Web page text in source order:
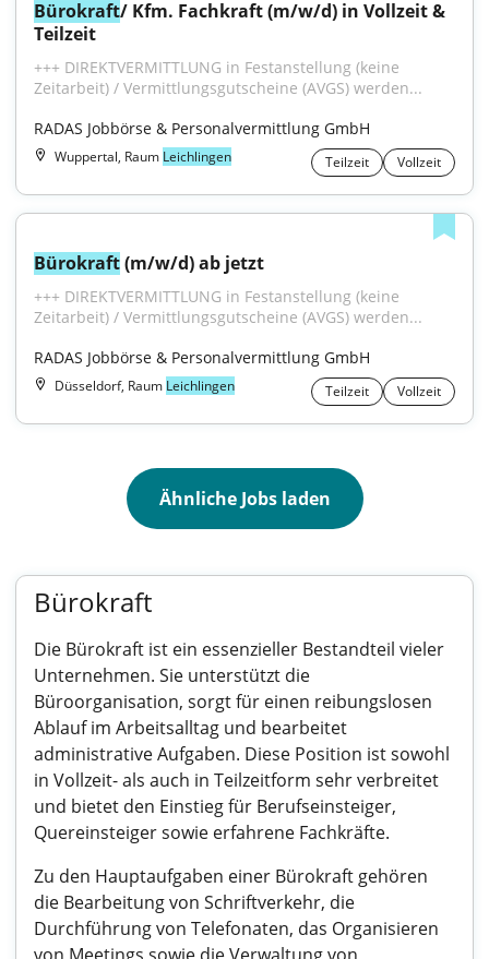
Bürokraft/ Kfm. Fachkraft (m/w/d) in Vollzeit &
Teilzeit
+++ DIREKTVERMITTLUNG in Festanstellung (keine
Zeitarbeit) / Vermittlungsgutscheine (AVGS) werden...
RADAS Jobbörse & Personalvermittlung GmbH
Wuppertal, Raum Leichlingen Teilzeit Vollzeit
Bürokraft (m/w/d) ab jetzt
+++ DIREKTVERMITTLUNG in Festanstellung (keine
Zeitarbeit) / Vermittlungsgutscheine (AVGS) werden...
RADAS Jobbörse & Personalvermittlung GmbH
Düsseldorf, Raum Leichlingen Teilzeit Vollzeit
Ähnliche Jobs laden
Bürokraft
Die Bürokraft ist ein essenzieller Bestandteil vieler
Unternehmen. Sie unterstützt die
Büroorganisation, sorgt für einen reibungslosen
Ablauf im Arbeitsalltag und bearbeitet
administrative Aufgaben. Diese Position ist sowohl
in Vollzeit- als auch in Teilzeitform sehr verbreitet
und bietet den Einstieg für Berufseinsteiger,
Quereinsteiger sowie erfahrene Fachkräfte.
Zu den Hauptaufgaben einer Bürokraft gehören
die Bearbeitung von Schriftverkehr, die
Durchführung von Telefonaten, das Organisieren